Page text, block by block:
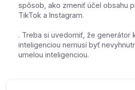
spôsob, ako zmeniť účel obsahu
TikTok a Instagram.
. Treba si uvedomiť, že generátor
inteligenciou nemusí byť
umelou inteligenciou.